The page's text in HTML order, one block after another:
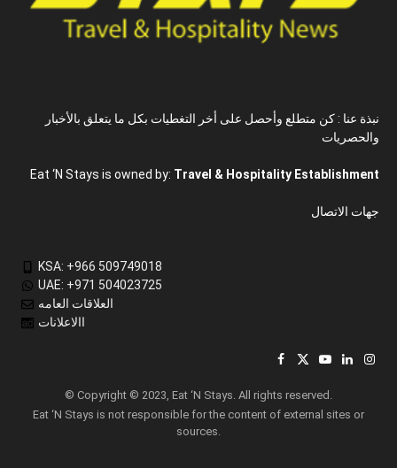
نبذة عنا : كن متطلع وأحصل على أخر التغطيات بكل ما يتعلق بالأخبار
والحصريات
Eat ‘N Stays is owned by: Travel & Hospitality Establishment
جهات الاتصال
KSA: +966 509749018
UAE: +971 504023725
العلاقات العامه
االاعلانات
Facebook
X
YouTube
LinkedIn
© Copyright © 2023, Eat ‘N Stays. All rights reserved.
Eat ‘N Stays is not responsible for the content of external sites or
sources.